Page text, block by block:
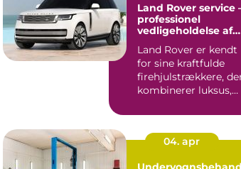
Land Rover service
professionel
vedligeholdelse af
Land Rover er kendt
for sine kraftfulde
firehjulstrækkere,
kombinerer luksus,
04. apr